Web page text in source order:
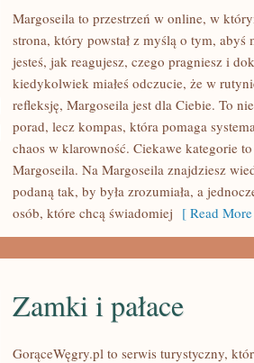
PRZEWIDYWANIA
ŚWIATA
Margoseila to przestrzeń w online, w
strona, który powstał z myślą o tym, abyś
jesteś, jak reagujesz, czego pragniesz i
kiedykolwiek miałeś odczucie, że w
refleksję, Margoseila jest dla Ciebie. To
porad, lecz kompas, która pomaga
chaos w klarowność. Ciekawe kategorie
Margoseila. Na Margoseila znajdziesz
podaną tak, by była zrozumiała, a
osób, które chcą świadomiej [ Read
Zamki i pałace
GorąceWęgry.pl to serwis turystyczny,